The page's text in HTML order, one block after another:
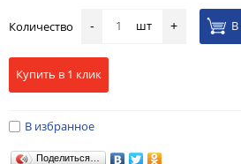
Количество - шт +
Купить в 1 клик
В избранное
Поделиться…